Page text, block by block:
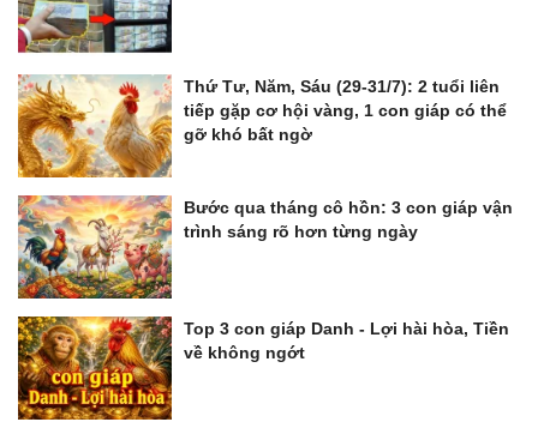
Thứ Tư, Năm, Sáu (29-31/7): 2 tuổi liên
tiếp gặp cơ hội vàng, 1 con giáp có thể
gỡ khó bất ngờ
Bước qua tháng cô hồn: 3 con giáp vận
trình sáng rõ hơn từng ngày
Top 3 con giáp Danh - Lợi hài hòa, Tiền
về không ngớt